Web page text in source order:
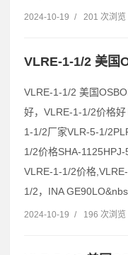
2024-10-19 / 201 次浏览
VLRE-1-1/2 美国
VLRE-1-1/2 美国
好，VLRE-1-1/2价格
1-1/2厂家VLR-5-1/
1/2价格SHA-
VLRE-1-1/2价格
1/2，INA
2024-10-19 / 196 次浏览